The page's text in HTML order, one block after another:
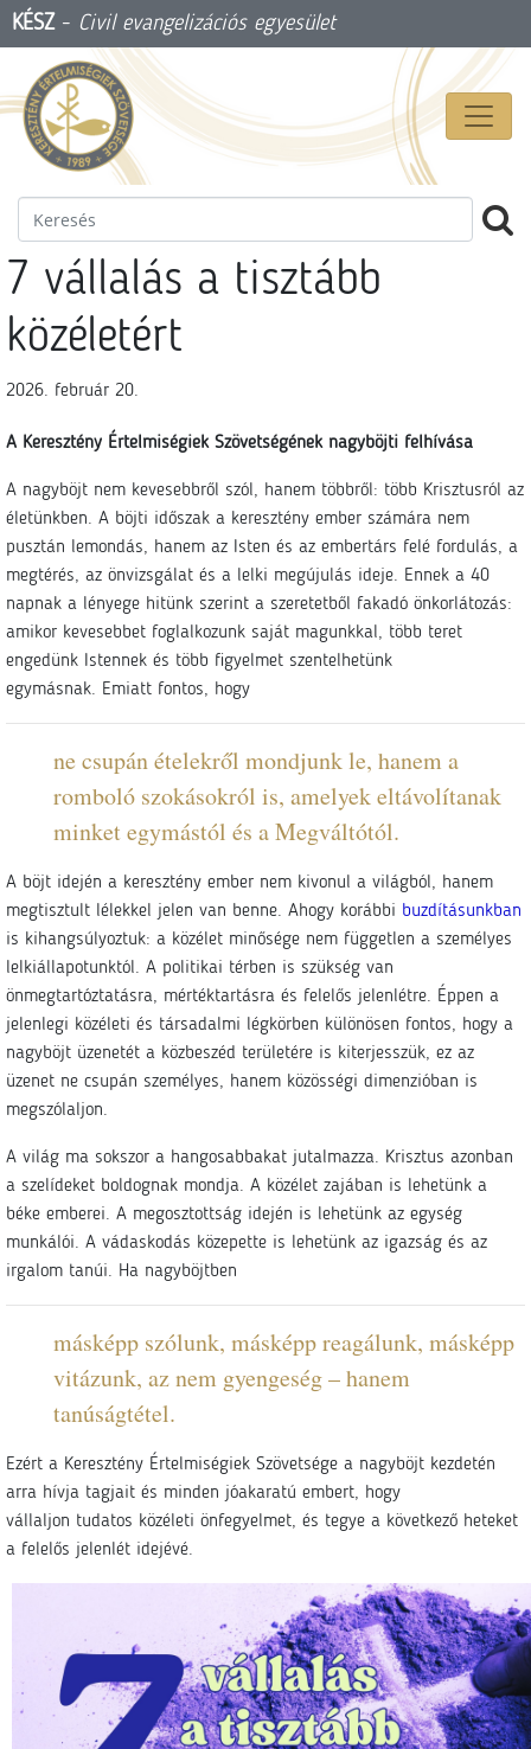
KÉSZ- Civil evangelizációs egyesület
7 vállalás a tisztább
közéletért
2026. február 20.
A Keresztény Értelmiségiek Szövetségének nagyböjti felhívása
A nagyböjt nem kevesebbről szól, hanem többről: több Krisztusról az
életünkben. A böjti időszak a keresztény ember számára nem
pusztán lemondás, hanem az Isten és az embertárs felé fordulás, a
megtérés, az önvizsgálat és a lelki megújulás ideje. Ennek a 40
napnak a lényege hitünk szerint a szeretetből fakadó önkorlátozás:
amikor kevesebbet foglalkozunk saját magunkkal, több teret
engedünk Istennek és több figyelmet szentelhetünk
egymásnak. Emiatt fontos, hogy
ne csupán ételekről mondjunk le, hanem a
romboló szokásokról is, amelyek eltávolítanak
minket egymástól és a Megváltótól.
A böjt idején a keresztény ember nem kivonul a világból, hanem
megtisztult lélekkel jelen van benne. Ahogy korábbi buzdításunkban
is kihangsúlyoztuk: a közélet minősége nem független a személyes
lelkiállapotunktól. A politikai térben is szükség van
önmegtartóztatásra, mértéktartásra és felelős jelenlétre. Éppen a
jelenlegi közéleti és társadalmi légkörben különösen fontos, hogy a
nagyböjt üzenetét a közbeszéd területére is kiterjesszük, ez az
üzenet ne csupán személyes, hanem közösségi dimenzióban is
megszólaljon.
A világ ma sokszor a hangosabbakat jutalmazza. Krisztus azonban
a szelídeket boldognak mondja. A közélet zajában is lehetünk a
béke emberei. A megosztottság idején is lehetünk az egység
munkálói. A vádaskodás közepette is lehetünk az igazság és az
irgalom tanúi. Ha nagyböjtben
másképp szólunk, másképp reagálunk, másképp
vitázunk, az nem gyengeség – hanem
tanúságtétel.
Ezért a Keresztény Értelmiségiek Szövetsége a nagyböjt kezdetén
arra hívja tagjait és minden jóakaratú embert, hogy
vállaljon tudatos közéleti önfegyelmet, és tegye a következő heteket
a felelős jelenlét idejévé.